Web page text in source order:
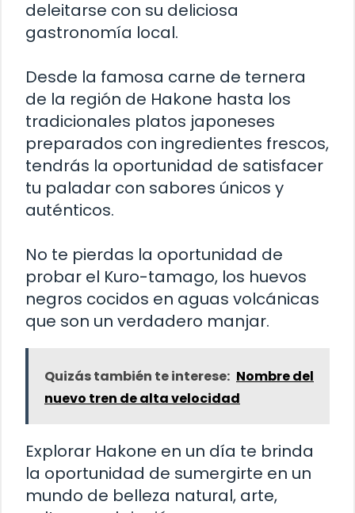
deleitarse con su deliciosa
gastronomía local.
Desde la famosa carne de ternera
de la región de Hakone hasta los
tradicionales platos japoneses
preparados con ingredientes frescos,
tendrás la oportunidad de satisfacer
tu paladar con sabores únicos y
auténticos.
No te pierdas la oportunidad de
probar el Kuro-tamago, los huevos
negros cocidos en aguas volcánicas
que son un verdadero manjar.
Quizás también te interese: Nombre del
nuevo tren de alta velocidad
Explorar Hakone en un día te brinda
la oportunidad de sumergirte en un
mundo de belleza natural, arte,